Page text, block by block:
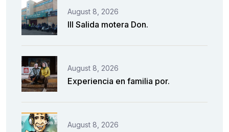
August 8, 2026
III Salida motera Don.
August 8, 2026
Experiencia en familia por.
August 8, 2026